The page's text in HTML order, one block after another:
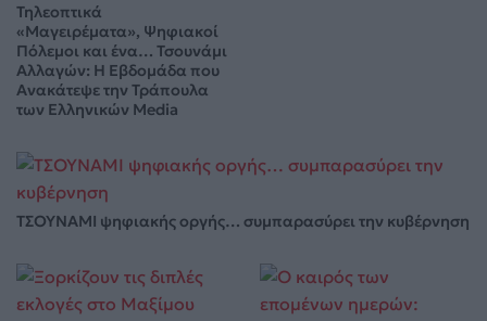
Τηλεοπτικά
«Μαγειρέματα», Ψηφιακοί
Πόλεμοι και ένα… Τσουνάμι
Αλλαγών: Η Εβδομάδα που
Ανακάτεψε την Τράπουλα
των Ελληνικών Media
ΤΣΟΥΝΑΜΙ ψηφιακής οργής… συμπαρασύρει την κυβέρνηση